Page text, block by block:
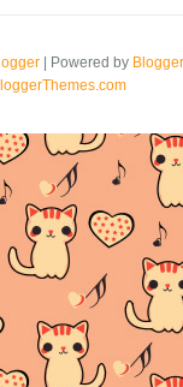
| Powered by Blogger